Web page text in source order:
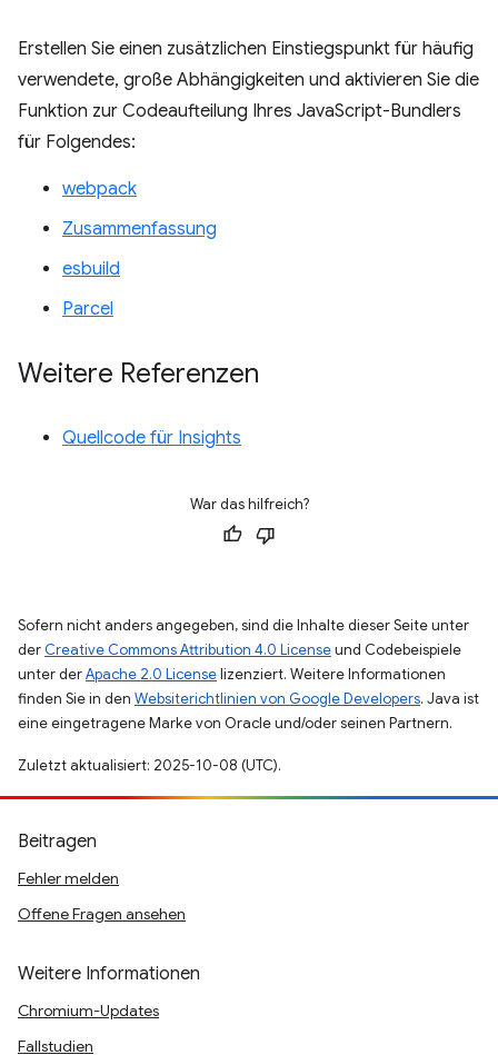
Erstellen Sie einen zusätzlichen Einstiegspunkt für häufig
verwendete, große Abhängigkeiten und aktivieren Sie die
Funktion zur Codeaufteilung Ihres JavaScript-Bundlers
für Folgendes:
webpack
Zusammenfassung
esbuild
Parcel
Weitere Referenzen
Quellcode für Insights
War das hilfreich?
Sofern nicht anders angegeben, sind die Inhalte dieser Seite unter
der Creative Commons Attribution 4.0 Licenseund Codebeispiele
unter derApache 2.0 Licenselizenziert. Weitere Informationen
finden Sie in den Websiterichtlinien von Google Developers. Java ist
eine eingetragene Marke von Oracle und/oder seinen Partnern.
Zuletzt aktualisiert: 2025-10-08 (UTC).
Beitragen
Fehler melden
Offene Fragen ansehen
Weitere Informationen
Chromium-Updates
Fallstudien